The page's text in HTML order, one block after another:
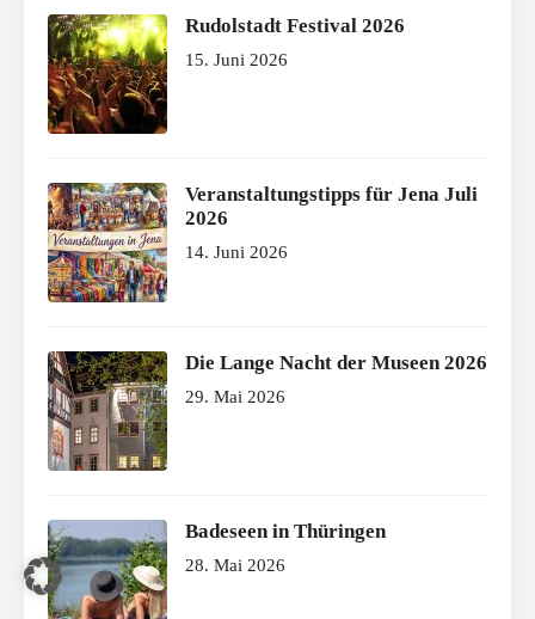
Rudolstadt Festival 2026
15. Juni 2026
Veranstaltungstipps für Jena Juli
2026
14. Juni 2026
Die Lange Nacht der Museen 2026
29. Mai 2026
Badeseen in Thüringen
28. Mai 2026